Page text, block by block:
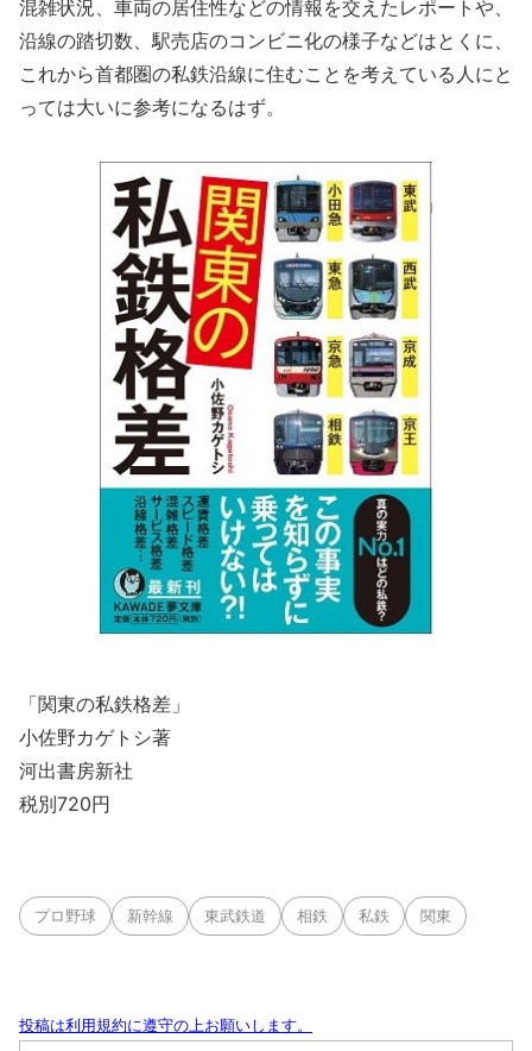
混雑状況、車両の居住性などの情報を交えたレポートや、
沿線の踏切数、駅売店のコンビニ化の様子などはとくに、
これから首都圏の私鉄沿線に住むことを考えている人にと
っては大いに参考になるはず。
「関東の私鉄格差」
小佐野カゲトシ著
河出書房新社
税別720円
プロ野球 新幹線 東武鉄道 相鉄 私鉄 関東